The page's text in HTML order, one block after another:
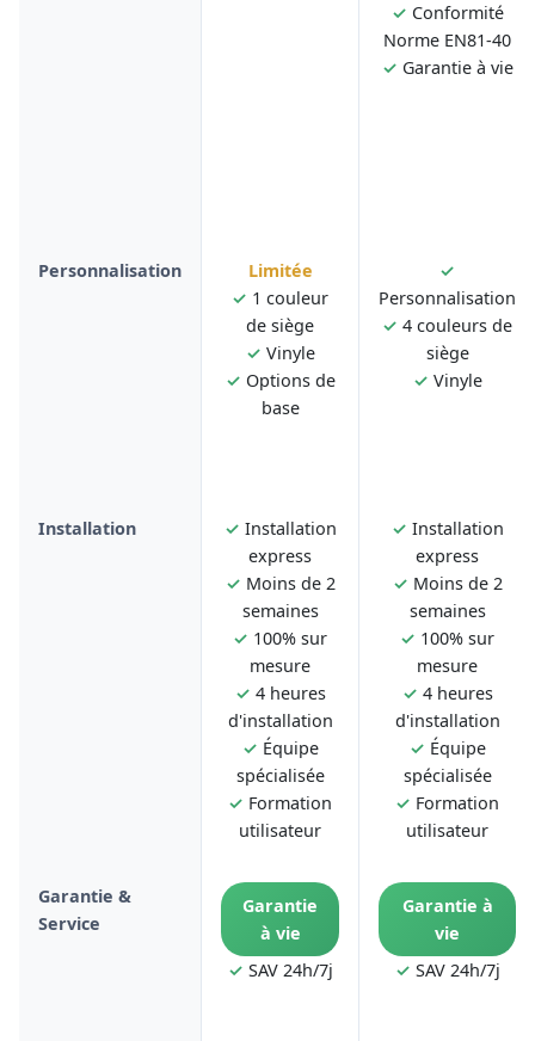
✓ Conformité
Norme EN81-40
✓ Garantie à vie
Personnalisation
Limitée
✓ 1 couleur
de siège
✓ Vinyle
✓ Options de
base
✓
Personnalisation
✓ 4 couleurs de
siège
✓ Vinyle
Installation ✓ Installation
express
✓ Moins de 2
semaines
✓ 100% sur
mesure
✓ 4 heures
d'installation
✓ Équipe
spécialisée
✓ Formation
utilisateur
✓ Installation
express
✓ Moins de 2
semaines
✓ 100% sur
mesure
✓ 4 heures
d'installation
✓ Équipe
spécialisée
✓ Formation
utilisateur
Garantie &
Service
Garantie
à vie
✓ SAV 24h/7j
Garantie à
vie
✓ SAV 24h/7j